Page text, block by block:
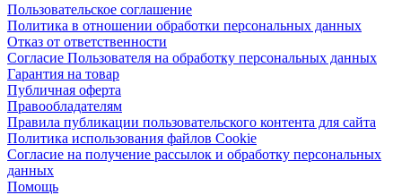
Пользовательское соглашение
Политика в отношении обработки персональных данных
Отказ от ответственности
Согласие Пользователя на обработку персональных данных
Гарантия на товар
Публичная оферта
Правообладателям
Правила публикации пользовательского контента для сайта
Политика использования файлов Cookie
Согласие на получение рассылок и обработку персональных
данных
Помощь